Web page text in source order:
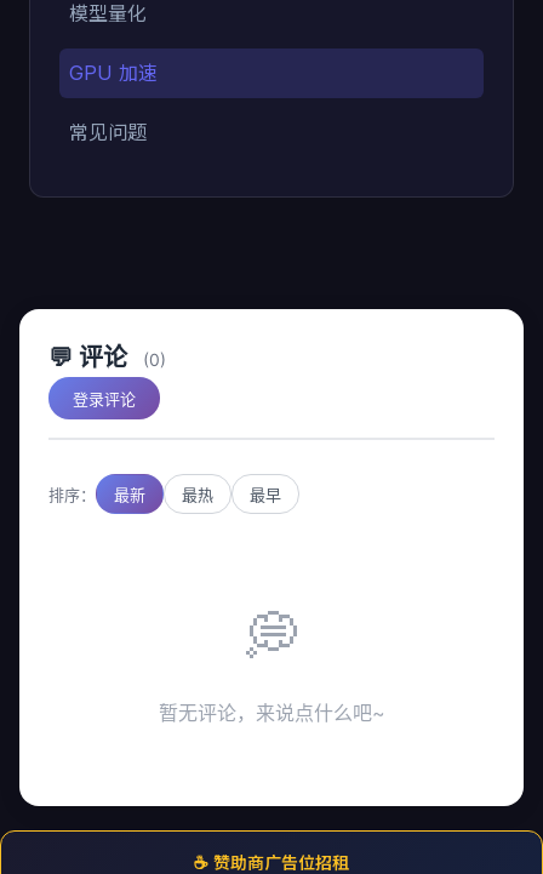
模型量化
GPU 加速
常见问题
💬 评论 (0)
登录评论
排序： 最新 最热 最早
💭
暂无评论，来说点什么吧~
☕ 赞助商广告位招租